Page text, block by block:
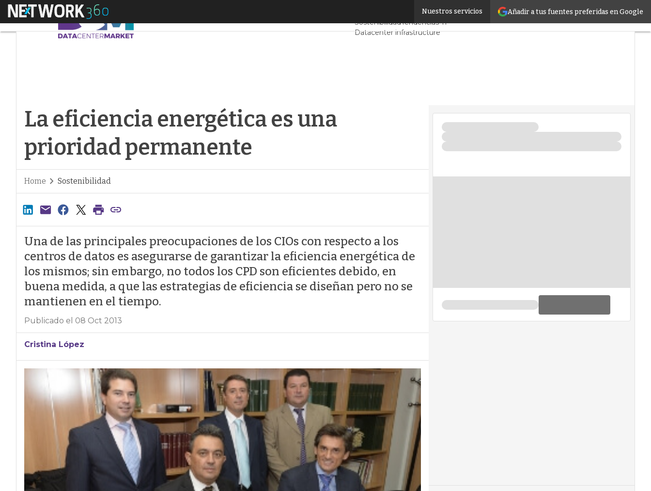
Añadir a tus fuentes preferidas en Google
Nuestros servicios
Menú Servidores CPD y MercadoProyectos
SostenibilidadTendencias TI
Datacenter infrastructure
La eficiencia energética es una
prioridad permanente
Home Sostenibilidad
Una de las principales preocupaciones de los CIOs con respecto a los
centros de datos es asegurarse de garantizar la eficiencia energética de
los mismos; sin embargo, no todos los CPD son eficientes debido, en
buena medida, a que las estrategias de eficiencia se diseñan pero no se
mantienen en el tiempo.
Publicado el 08 Oct 2013
Cristina López